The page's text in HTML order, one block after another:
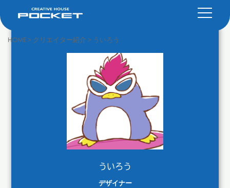
HOME> クリエイター紹介 > ういろう
ういろう
デザイナー